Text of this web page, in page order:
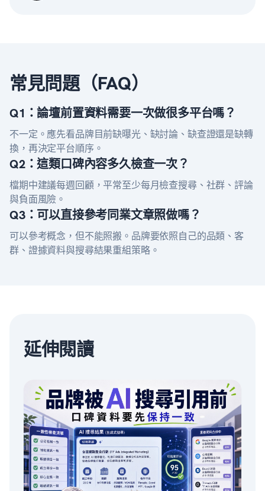
常見問題（FAQ）
Q1：論壇前置資料需要一次做很多平台嗎？
不一定。應先看品牌目前缺曝光、缺討論、缺查證還是缺轉
換，再決定平台順序。
Q2：這類口碑內容多久檢查一次？
檔期中建議每週回顧，平常至少每月檢查搜尋、社群、評論
與負面風險。
Q3：可以直接參考同業文章照做嗎？
可以參考概念，但不能照搬。品牌要依照自己的品類、客
群、證據資料與搜尋結果重組策略。
延伸閱讀